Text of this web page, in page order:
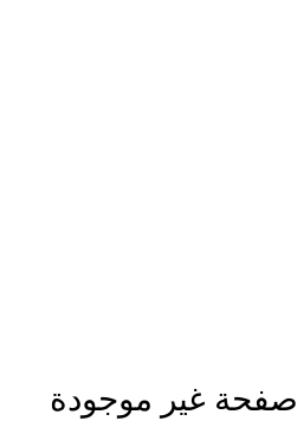
صفحة غير موجودة